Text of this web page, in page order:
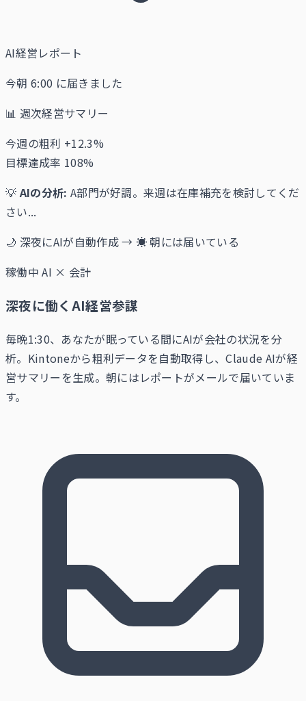
AI経営レポート
今朝 6:00 に届きました
📊 週次経営サマリー
今週の粗利 +12.3%
目標達成率 108%
💡 AIの分析: A部門が好調。来週は在庫補充を検討してくだ
さい...
🌙 深夜にAIが自動作成 → ☀️ 朝には届いている
稼働中AI × 会計
深夜に働くAI経営参謀
毎晩1:30、あなたが眠っている間にAIが会社の状況を分
析。Kintoneから粗利データを自動取得し、Claude AIが経
営サマリーを生成。朝にはレポートがメールで届いていま
す。